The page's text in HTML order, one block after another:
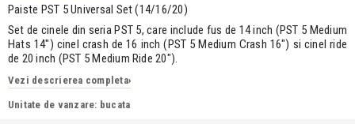
Paiste PST 5 Universal Set (14/16/20)
Set de cinele din seria PST 5, care include fus de 14 inch (PST 5 Medium
Hats 14") cinel crash de 16 inch (PST 5 Medium Crash 16") si cinel ride
de 20 inch (PST 5 Medium Ride 20").
Vezi descrierea completa›
Unitate de vanzare: bucata